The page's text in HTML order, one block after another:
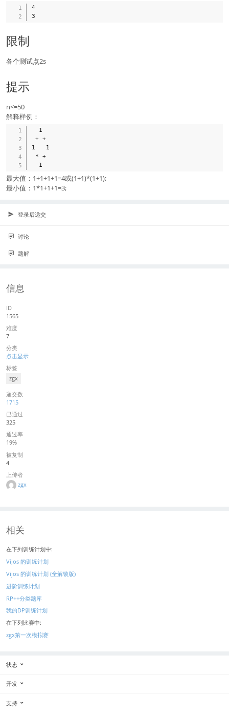
4
限制
各个测试点2s
提示
n<=50
解释样例：
1   1
最大值：1+1+1+1=4或(1+1)*(1+1);
最小值：1*1+1+1=3;
登录后递交
讨论
题解
信息
ID
1565
难度
7
分类
点击显示
标签
zgx
递交数
1715
已通过
325
通过率
19%
被复制
4
上传者
zgx
相关
在下列训练计划中:
Vijos 的训练计划
Vijos 的训练计划 (全解锁版)
进阶训练计划
RP++分类题库
我的DP训练计划
在下列比赛中:
zgx第一次模拟赛
状态
开发
支持